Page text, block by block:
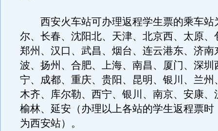
西安火车站可办理返程学生票的乘车站
尔、长春、沈阳北、天津、北京西、太原、
郑州、汉口、武昌、烟台、连云港东、济南
波、扬州、合肥、上海、南昌、厦门、深圳
宁、成都、重庆、贵阳、昆明、银川、兰州
木齐、库尔勒、西宁、银川、南京、安康、
榆林、延安（办理以上各站的学生返程票时
为西安站）。